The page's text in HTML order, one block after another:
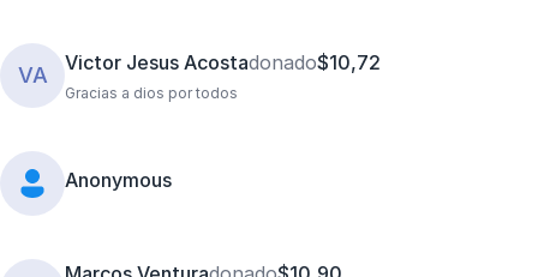
VA Victor Jesus Acostadonado$10,72
Gracias a dios por todos
Anonymous